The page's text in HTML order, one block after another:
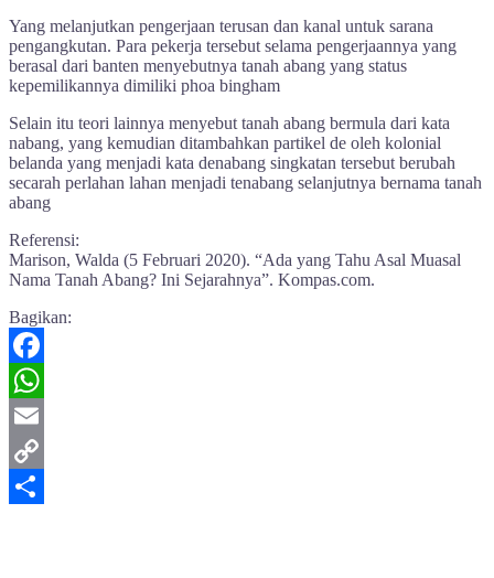
Yang melanjutkan pengerjaan terusan dan kanal untuk sarana
pengangkutan. Para pekerja tersebut selama pengerjaannya yang
berasal dari banten menyebutnya tanah abang yang status
kepemilikannya dimiliki phoa bingham
Selain itu teori lainnya menyebut tanah abang bermula dari kata
nabang, yang kemudian ditambahkan partikel de oleh kolonial
belanda yang menjadi kata denabang singkatan tersebut berubah
secarah perlahan lahan menjadi tenabang selanjutnya bernama tanah
abang
Referensi:
Marison, Walda (5 Februari 2020). “Ada yang Tahu Asal Muasal
Nama Tanah Abang? Ini Sejarahnya”. Kompas.com.
Bagikan:
Facebook
WhatsApp
Email
Copy